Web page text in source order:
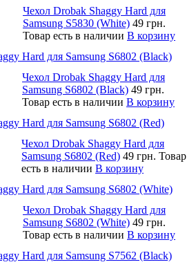
Чехол Drobak Shaggy Hard для
Samsung S5830 (White) 49 грн.
Товар есть в наличии В корзину
Hard для Samsung S6802 (Black)
Чехол Drobak Shaggy Hard для
Samsung S6802 (Black) 49 грн.
Товар есть в наличии В корзину
Hard для Samsung S6802 (Red)
Чехол Drobak Shaggy Hard для
Samsung S6802 (Red) 49 грн. Товар
есть в наличии В корзину
Hard для Samsung S6802 (White)
Чехол Drobak Shaggy Hard для
Samsung S6802 (White) 49 грн.
Товар есть в наличии В корзину
Hard для Samsung S7562 (Black)